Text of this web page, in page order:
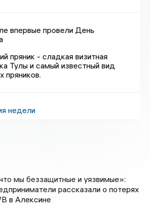
впервые провели День
пряник - сладкая визитная
Тулы и самый известный вид
пряников.
недели
мы беззащитные и уязвимые»:
рассказали о потерях
в Алексине